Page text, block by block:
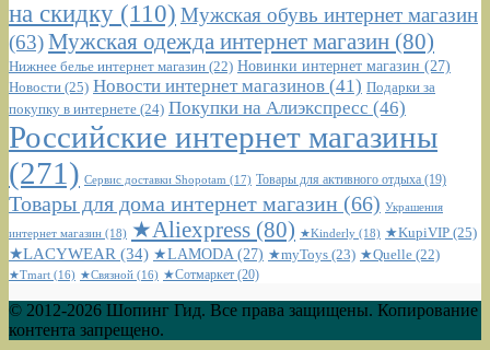
на скидку (110) Мужская обувь интернет магазин
(63)Мужская одежда интернет магазин (80)
Нижнее белье интернет магазин (22) Новинки интернет магазин (27)
Новости (25) Новости интернет магазинов (41) Подарки за
покупку в интернете (24) Покупки на Алиэкспресс (46)
Российские интернет магазины
(271) Сервис доставки Shopotam (17) Товары для активного отдыха (19)
Товары для дома интернет магазин (66) Украшения
интернет магазин (18) ★Aliexpress (80) ★Kinderly (18) ★KupiVIP (25)
★LACYWEAR (34) ★LAMODA(27) ★myToys (23) ★Quelle (22)
★Tmart (16) ★Связной (16) ★Сотмаркет (20)
© 2012-2026 Шопинг Гид. Все права защищены. Копирование
контента запрещено.